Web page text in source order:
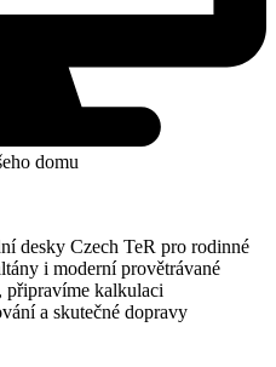
domu
desky Czech TeR pro rodinné
i moderní provětrávané
připravíme kalkulaci
a skutečné dopravy